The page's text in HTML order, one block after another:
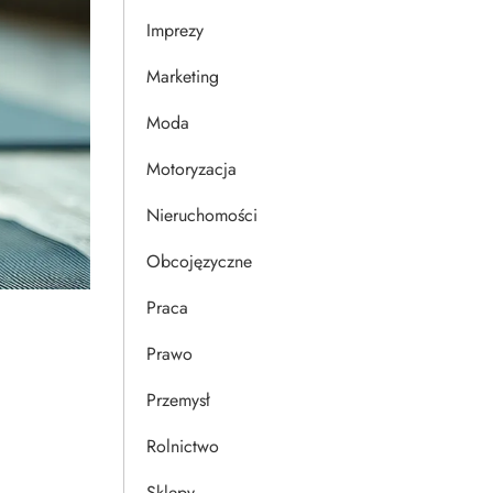
Imprezy
Marketing
Moda
Motoryzacja
Nieruchomości
Obcojęzyczne
Praca
Prawo
Przemysł
Rolnictwo